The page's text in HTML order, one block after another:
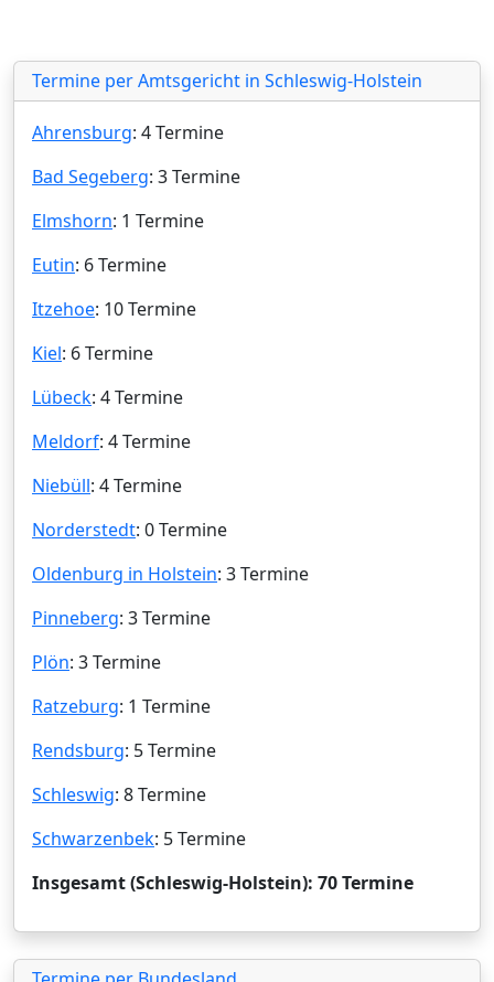
Termine per Amtsgericht in Schleswig-Holstein
Ahrensburg: 4 Termine
Bad Segeberg: 3 Termine
Elmshorn: 1 Termine
Eutin: 6 Termine
Itzehoe: 10 Termine
Kiel: 6 Termine
Lübeck: 4 Termine
Meldorf: 4 Termine
Niebüll: 4 Termine
Norderstedt: 0 Termine
Oldenburg in Holstein: 3 Termine
Pinneberg: 3 Termine
Plön: 3 Termine
Ratzeburg: 1 Termine
Rendsburg: 5 Termine
Schleswig: 8 Termine
Schwarzenbek: 5 Termine
Insgesamt (Schleswig-Holstein): 70 Termine